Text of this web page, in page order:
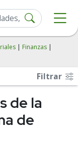
| Finanzas |
Filtrar
de la
de